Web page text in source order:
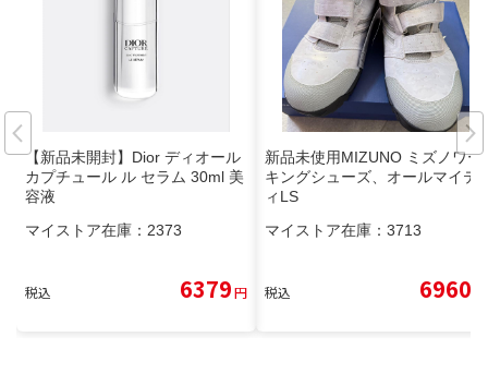
【新品未開封】Dior ディオール
カプチュール ル セラム 30ml 美
容液
マイストア在庫： 2373
税込 6379円
新品未使用MIZUNO ミズノワー
キングシューズ、オールマイテ
ィLS
マイストア在庫： 3713
税込 6960